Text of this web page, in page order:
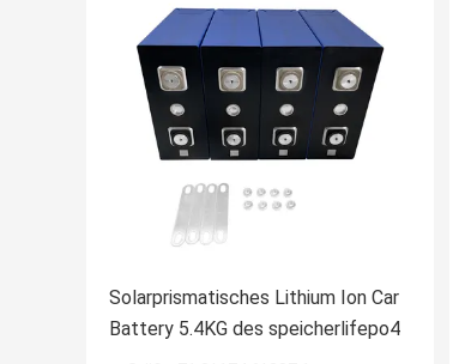
Solarprismatisches Lithium Ion Car
Battery 5.4KG des speicherlifepo4